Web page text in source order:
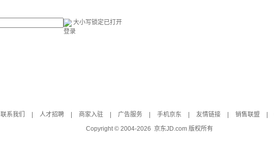
大小写锁定已打开
登录
联系我们 人才招聘 商家入驻 广告服务 手机京东 友情链接 销售联盟
Copyright © 2004-2026 京东JD.com 版权所有